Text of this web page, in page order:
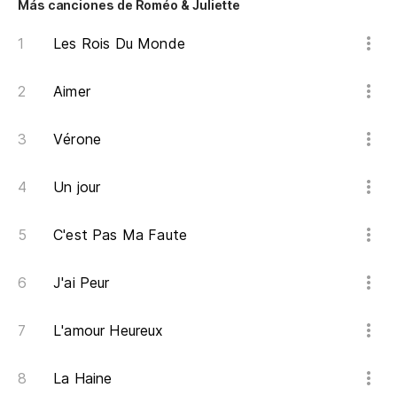
Más canciones de Roméo & Juliette
Les Rois Du Monde
Aimer
Vérone
Un jour
C'est Pas Ma Faute
J'ai Peur
L'amour Heureux
La Haine